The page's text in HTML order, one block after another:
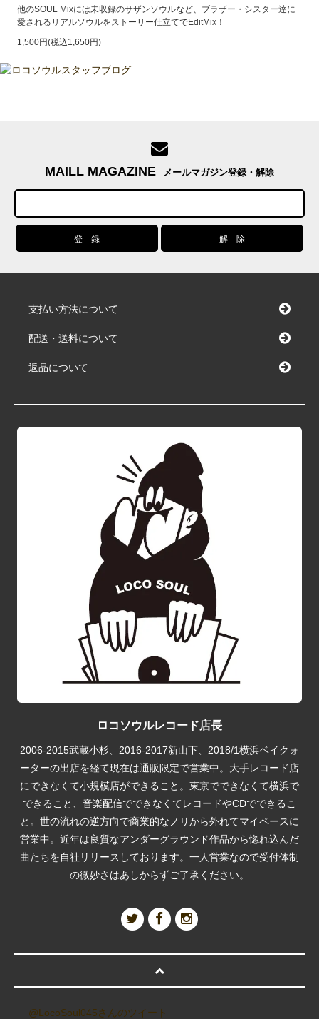
他のSOUL Mixには未収録のサザンソウルなど、ブラザー・シスター達に
愛されるリアルソウルをストーリー仕立てでEditMix！
1,500円(税込1,650円)
MAILL MAGAZINE メールマガジン登録・解除
支払い方法について
配送・送料について
返品について
ロコソウルレコード店長
2006-2015武蔵小杉、2016-2017新山下、2018/1横浜ベイクォ
ーターの出店を経て現在は通販限定で営業中。大手レコード店
にできなくて小規模店ができること。東京でできなくて横浜で
できること、音楽配信でできなくてレコードやCDでできるこ
と。世の流れの逆方向で商業的なノリから外れてマイペースに
営業中。近年は良質なアンダーグラウンド作品から惚れ込んだ
曲たちを自社リリースしております。一人営業なので受付体制
の微妙さはあしからずご了承ください。
@LocoSoul045さんのツイート